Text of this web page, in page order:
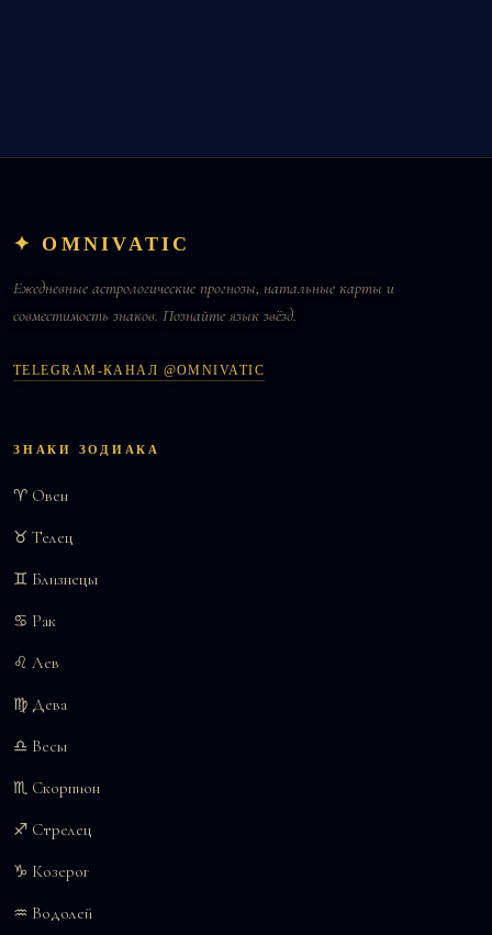
✦ OMNIVATIC
Ежедневные астрологические прогнозы, натальные карты и
совместимость знаков. Познайте язык звёзд.
TELEGRAM-КАНАЛ @OMNIVATIC
ЗНАКИ ЗОДИАКА
♈ Овен
♉ Телец
♊ Близнецы
♋ Рак
♌ Лев
♍ Дева
♎ Весы
♏ Скорпион
♐ Стрелец
♑ Козерог
♒ Водолей